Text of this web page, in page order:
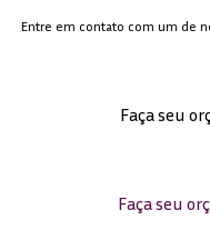
Entre em contato com um de
Faça seu
Faça seu